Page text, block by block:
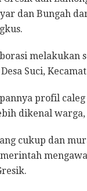
dan Bungah
melakukan
Suci,
profil
dikenal warga,
cukup dan